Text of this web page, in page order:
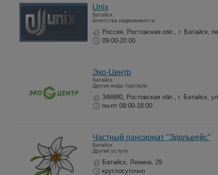
Unix
Батайск
Агентства недвижимости
Россия, Ростовская обл., г. Батайск,
09:00-20:00
Эко-Центр
Батайск
Другие виды торговли
346880, Ростовская обл., г. Батайск,
пн-пт 09:00-18:00
Частный пансионат "Эдельвейс"
Батайск
Другие услуги
Батайск, Ленина, 29
круглосуточно